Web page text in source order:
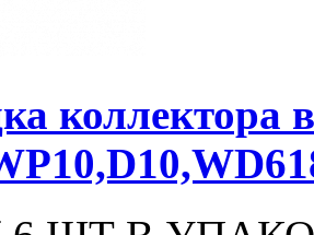
коллектора